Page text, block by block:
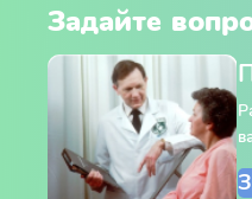
Задайте